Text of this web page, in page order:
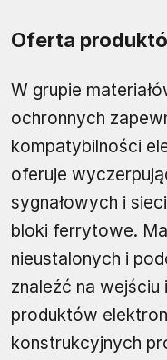
Oferta
W grupie
ochronnych
kompatybilności
oferuje
sygnałowych i
bloki ferrytowe.
nieustalonych i
znaleźć na
produktów
konstrukcyjnych